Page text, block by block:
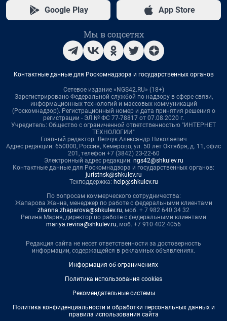
Google Play App Store
Мы в соцсетях
Контактные данные для Роскомнадзора и государственных органов
Сетевое издание «NGS42.RU» (18+)
Зарегистрировано Федеральной службой по надзору в сфере связи,
информационных технологий и массовых коммуникаций
(Роскомнадзор). Регистрационный номер и дата принятия решения о
регистрации - ЭЛ № ФС 77-78817 от 07.08.2020 г.
Учредитель: Общество с ограниченной ответственностью "ИНТЕРНЕТ
ТЕХНОЛОГИИ"
Главный редактор: Левчук Александр Николаевич
Адрес редакции: 650000, Россия, Кемерово, ул. 50 лет Октября, д. 11, офис
201, телефон +7 (3842) 23-22-60
Электронный адрес редакции: ngs42@shkulev.ru
Контактные данные для Роскомнадзора и государственных органов:
juristnsk@shkulev.ru
Техподдержка: help@shkulev.ru
По вопросам коммерческого сотрудничества:
Жапарова Жанна, менеджер по работе с федеральными клиентами
zhanna.zhaparova@shkulev.ru, моб. + 7 982 640 34 32
Ревина Мария, директор по работе с федеральными клиентами
mariya.revina@shkulev.ru, моб. +7 910 402 4056
Редакция сайта не несет ответственности за достоверность
информации, содержащейся в рекламных объявлениях.
Информация об ограничениях
Политика использования cookies
Рекомендательные системы
Политика конфиденциальности и обработки персональных данных и
правила использования сайта